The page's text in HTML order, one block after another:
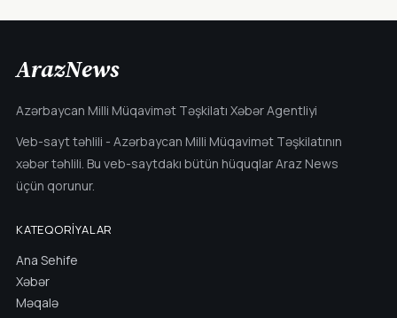
ArazNews
Azərbaycan Milli Müqavimət Təşkilatı Xəbər Agentliyi
Veb-sayt təhlili - Azərbaycan Milli Müqavimət Təşkilatının
xəbər təhlili. Bu veb-saytdakı bütün hüquqlar Araz News
üçün qorunur.
KATEQORIYALAR
Ana Sehife
Xəbər
Məqalə